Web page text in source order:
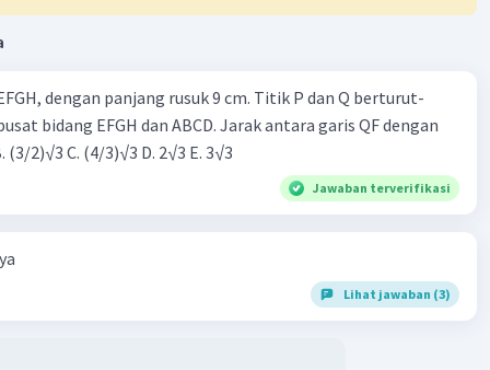
dengan panjang rusuk 9 cm. Titik P dan Q berturut-
bidang EFGH dan ABCD. Jarak antara garis QF dengan
(3/2)√3 C. (4/3)√3 D. 2√3 E. 3√3
Jawaban terverifikasi
Lihat jawaban (3)